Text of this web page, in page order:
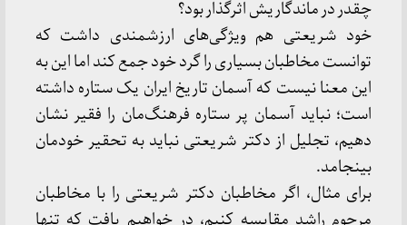
چقدر در ماندگاریش اثرگذار بود؟
خود شریعتی هم ویژگی‌های ارزشمندی داشت که
توانست مخاطبان بسیاری را گرد خود جمع کند اما این به
این معنا نیست که آسمان تاریخ ایران یک ستاره داشته
است؛ نباید آسمان پر ستاره فرهنگ‌مان را فقیر نشان
دهیم، تجلیل از دکتر شریعتی نباید به تحقیر خودمان
بینجامد.
برای مثال، اگر مخاطبان دکتر شریعتی را با مخاطبان